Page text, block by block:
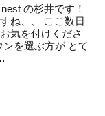
の杉井です！
ね、、 ここ数日
気を付けくださ
を選ぶ方が とて